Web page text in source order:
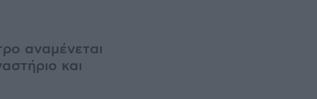
αναμένεται
και